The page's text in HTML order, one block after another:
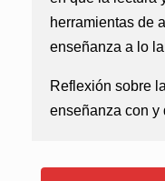
herramientas de
enseñanza a lo
Reflexión sobre
enseñanza con y